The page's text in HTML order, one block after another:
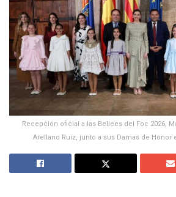
Recepción oficial a las Bellees del Foc 2026,
Arellano Ruiz, junto a sus Damas de Honor